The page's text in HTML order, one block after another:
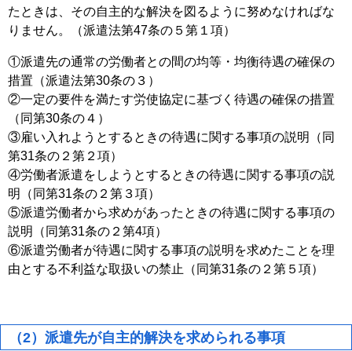
たときは、その自主的な解決を図るように努めなければな
りません。（派遣法第47条の５第１項）
①派遣先の通常の労働者との間の均等・均衡待遇の確保の
措置（派遣法第30条の３）
②一定の要件を満たす労使協定に基づく待遇の確保の措置
（同第30条の４）
③雇い入れようとするときの待遇に関する事項の説明（同
第31条の２第２項）
④労働者派遣をしようとするときの待遇に関する事項の説
明（同第31条の２第３項）
⑤派遣労働者から求めがあったときの待遇に関する事項の
説明（同第31条の２第4項）
⑥派遣労働者が待遇に関する事項の説明を求めたことを理
由とする不利益な取扱いの禁止（同第31条の２第５項）
（2）派遣先が自主的解決を求められる事項